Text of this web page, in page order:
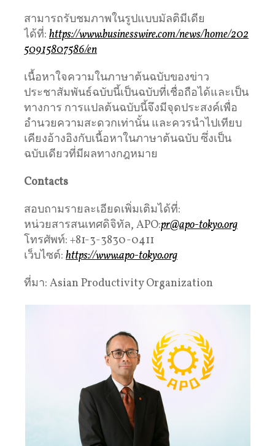
สามารถรับชมภาพในรูปแบบมัลติมีเดีย
ได้ที่: https://www.businesswire.com/news/home/202
50915807586/en
เนื้อหาใจความในภาษาต้นฉบับของข่าว
ประชาสัมพันธ์ฉบับนี้เป็นฉบับที่เชื่อถือได้และเป็น
ทางการ การแปลต้นฉบับนี้จึงมีจุดประสงค์เพื่อ
อำนวยความสะดวกเท่านั้น และควรนำไปเทียบ
เคียงอ้างอิงกับเนื้อหาในภาษาต้นฉบับ ซึ่งเป็น
ฉบับเดียวที่มีผลทางกฎหมาย
Contacts
สอบถามรายละเอียดเพิ่มเติมได้ที่:
หน่วยสารสนเทศดิจิทัล, APO:pr@apo-tokyo.org
โทรศัพท์: +81-3-3830-0411
เว็บไซต์: https://www.apo-tokyo.org
ที่มา: Asian Productivity Organization